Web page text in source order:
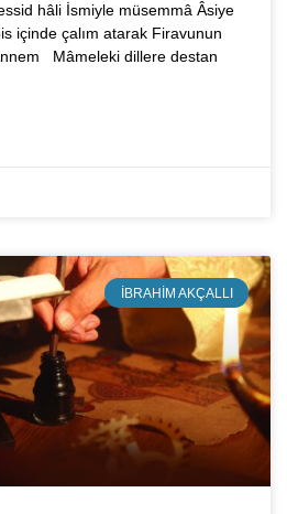
hâli İsmiyle müsemmâ Âsiye
içinde çalım atarak Firavunun
Mâmeleki dillere destan
İBRAHIM AKÇALLI